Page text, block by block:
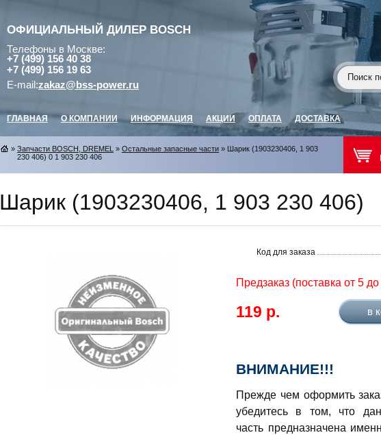
ОФИЦИАЛЬНЫЙ ДИЛЕР BOSCH
Телефоны в Москве:
+7 (499) 156 40 38
+7 (499) 156 19 63
E-mail:zakaz@bss-power.ru
ГЛАВНАЯ О КОМПАНИИ ИНФОРМАЦИЯ АКЦИИ ОПЛАТА ДОСТАВКА
» Запчасти BOSCH, DREMEL » Остальные запасные части » Шарик (1903230406, 1 903
230 406) 0 1 903 230 406
Шарик (1903230406, 1 903 230 406)
Код для заказа
Предзаказ (поставка от 5
119 р.
ВНИМАНИЕ!!!
Прежде чем оформить
убедитесь в том, что
часть предназначена